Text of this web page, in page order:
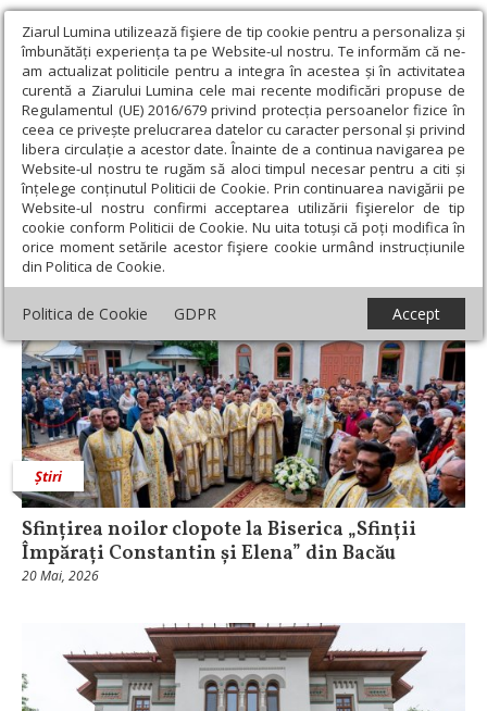
Ziarul Lumina utilizează fişiere de tip cookie pentru a personaliza și
îmbunătăți experiența ta pe Website-ul nostru. Te informăm că ne-
am actualizat politicile pentru a integra în acestea și în activitatea
curentă a Ziarului Lumina cele mai recente modificări propuse de
Regulamentul (UE) 2016/679 privind protecția persoanelor fizice în
ceea ce privește prelucrarea datelor cu caracter personal și privind
libera circulație a acestor date. Înainte de a continua navigarea pe
Website-ul nostru te rugăm să aloci timpul necesar pentru a citi și
înțelege conținutul Politicii de Cookie. Prin continuarea navigării pe
Website-ul nostru confirmi acceptarea utilizării fişierelor de tip
cookie conform Politicii de Cookie. Nu uita totuși că poți modifica în
orice moment setările acestor fişiere cookie urmând instrucțiunile
din Politica de Cookie.
Politica de Cookie GDPR Accept
Ziarul Lumina › Mioara Ignat
Mioara Ignat
Știri
Sfințirea noilor clopote la Biserica „Sfinții
Împărați Constantin și Elena” din Bacău
20 Mai, 2026